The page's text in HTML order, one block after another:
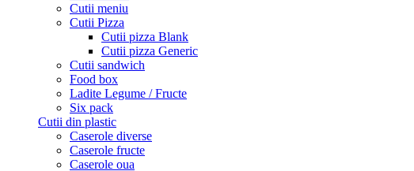
Cutii meniu
Cutii Pizza
Cutii pizza Blank
Cutii pizza Generic
Cutii sandwich
Food box
Ladite Legume / Fructe
Six pack
Cutii din plastic
Caserole diverse
Caserole fructe
Caserole oua